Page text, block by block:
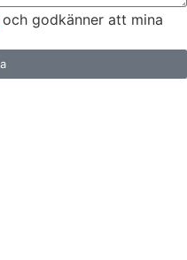
och godkänner att mina